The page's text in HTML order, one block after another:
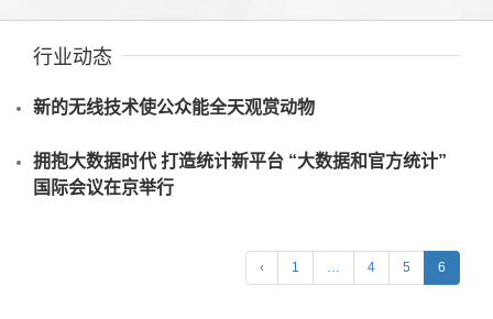
行业动态
新的无线技术使公众能全天观赏动物
拥抱大数据时代 打造统计新平台 “大数据和官方统计”
国际会议在京举行
‹ 1 … 4 5 6